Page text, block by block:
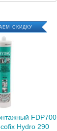
СКИДКУ
FDP700
Hydro 290